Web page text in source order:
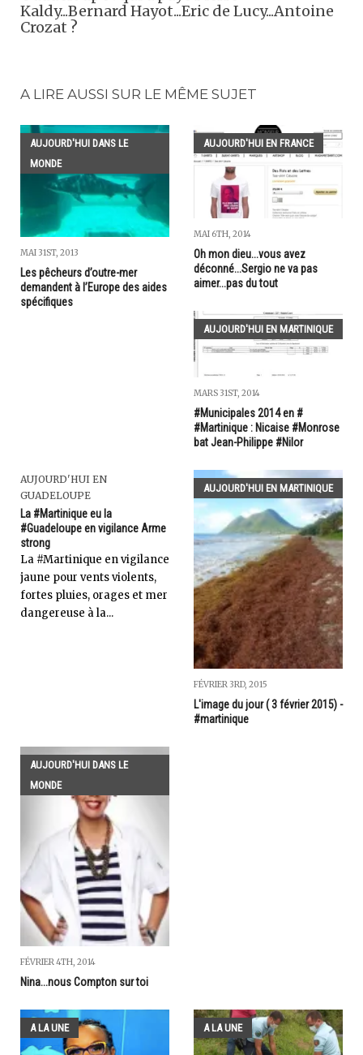
Kaldy...Bernard Hayot...Eric de Lucy...Antoine
Crozat ?
A LIRE AUSSI SUR LE MÊME SUJET
AUJOURD'HUI DANS LE
MONDE
MAI 31ST, 2013
Les pêcheurs d’outre-mer
demandent à l’Europe des aides
spécifiques
AUJOURD'HUI EN FRANCE
MAI 6TH, 2014
Oh mon dieu...vous avez
déconné...Sergio ne va pas
aimer...pas du tout
AUJOURD'HUI EN MARTINIQUE
MARS 31ST, 2014
#Municipales 2014 en #
#Martinique : Nicaise #Monrose
bat Jean-Philippe #Nilor
AUJOURD'HUI EN
GUADELOUPE
La #Martinique eu la
#Guadeloupe en vigilance Arme
strong
La #Martinique en vigilance
jaune pour vents violents,
fortes pluies, orages et mer
dangereuse à la...
AUJOURD'HUI EN MARTINIQUE
FÉVRIER 3RD, 2015
L'image du jour ( 3 février 2015) -
#martinique
AUJOURD'HUI DANS LE
MONDE
FÉVRIER 4TH, 2014
Nina...nous Compton sur toi
A LA UNE A LA UNE